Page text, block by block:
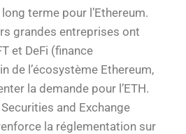
terme pour l’Ethereum.
grandes entreprises ont
et DeFi (finance
de l’écosystème Ethereum,
la demande pour l’ETH.
and Exchange
la réglementation sur